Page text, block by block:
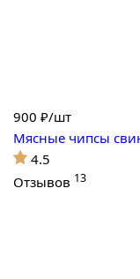
900 ₽/шт
Мясные чипсы
4.5
Отзывов 13